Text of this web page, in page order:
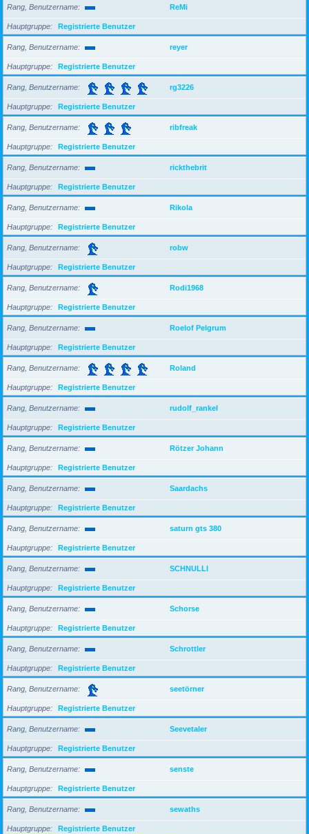
Rang, Benutzername ReMi
Hauptgruppe Registrierte Benutzer
Rang, Benutzername reyer
Hauptgruppe Registrierte Benutzer
Rang, Benutzername rg3226
Hauptgruppe Registrierte Benutzer
Rang, Benutzername ribfreak
Hauptgruppe Registrierte Benutzer
Rang, Benutzername rickthebrit
Hauptgruppe Registrierte Benutzer
Rang, Benutzername Rikola
Hauptgruppe Registrierte Benutzer
Rang, Benutzername robw
Hauptgruppe Registrierte Benutzer
Rang, Benutzername Rodi1968
Hauptgruppe Registrierte Benutzer
Rang, Benutzername Roelof Pelgrum
Hauptgruppe Registrierte Benutzer
Rang, Benutzername Roland
Hauptgruppe Registrierte Benutzer
Rang, Benutzername rudolf_rankel
Hauptgruppe Registrierte Benutzer
Rang, Benutzername Rötzer Johann
Hauptgruppe Registrierte Benutzer
Rang, Benutzername Saardachs
Hauptgruppe Registrierte Benutzer
Rang, Benutzername saturn gts 380
Hauptgruppe Registrierte Benutzer
Rang, Benutzername SCHNULLI
Hauptgruppe Registrierte Benutzer
Rang, Benutzername Schorse
Hauptgruppe Registrierte Benutzer
Rang, Benutzername Schrottler
Hauptgruppe Registrierte Benutzer
Rang, Benutzername seetörner
Hauptgruppe Registrierte Benutzer
Rang, Benutzername Seevetaler
Hauptgruppe Registrierte Benutzer
Rang, Benutzername senste
Hauptgruppe Registrierte Benutzer
Rang, Benutzername sewaths
Hauptgruppe Registrierte Benutzer